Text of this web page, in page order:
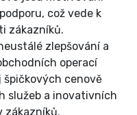
což vede k
zákazníků.
zlepšování a
operací
špičkových cenově
služeb a inovativních
zákazníků.